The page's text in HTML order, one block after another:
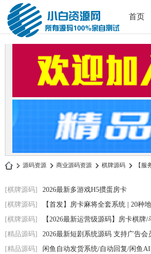
首页
白
源
码
网
» 源码资源 › 商业源码资源 › 棋牌源码 › 【
[棋牌源码]
2026最新多游戏H5掼蛋房卡
[棋牌源码]
【首发】房卡麻将全套系统 | 20种地方
[棋牌源码]
【2026最新运营级源码】房卡棋牌/斗地
[精品源码]
2026最新短剧系统源码 支持广告会员功
[精品源码]
闲鱼自动发货系统/自动回复/闲鱼AI回复